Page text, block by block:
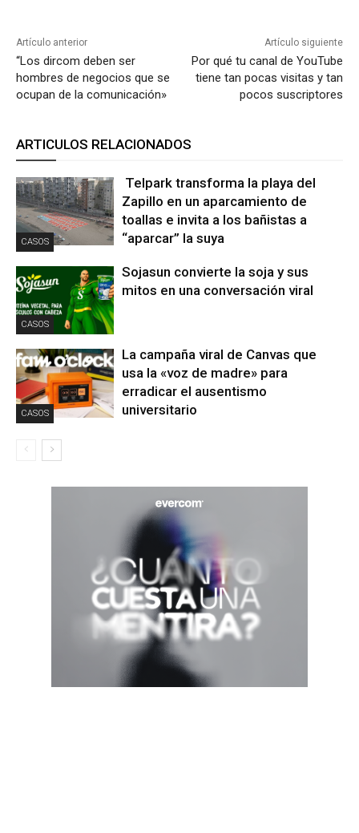
Artículo anterior
“Los dircom deben ser
hombres de negocios que se
ocupan de la comunicación»
Artículo siguiente
Por qué tu canal de YouTube
tiene tan pocas visitas y tan
pocos suscriptores
ARTICULOS RELACIONADOS
CASOS
Telpark transforma la playa del
Zapillo en un aparcamiento de
toallas e invita a los bañistas a
“aparcar” la suya
CASOS
Sojasun convierte la soja y sus
mitos en una conversación viral
CASOS
La campaña viral de Canvas que
usa la «voz de madre» para
erradicar el ausentismo
universitario